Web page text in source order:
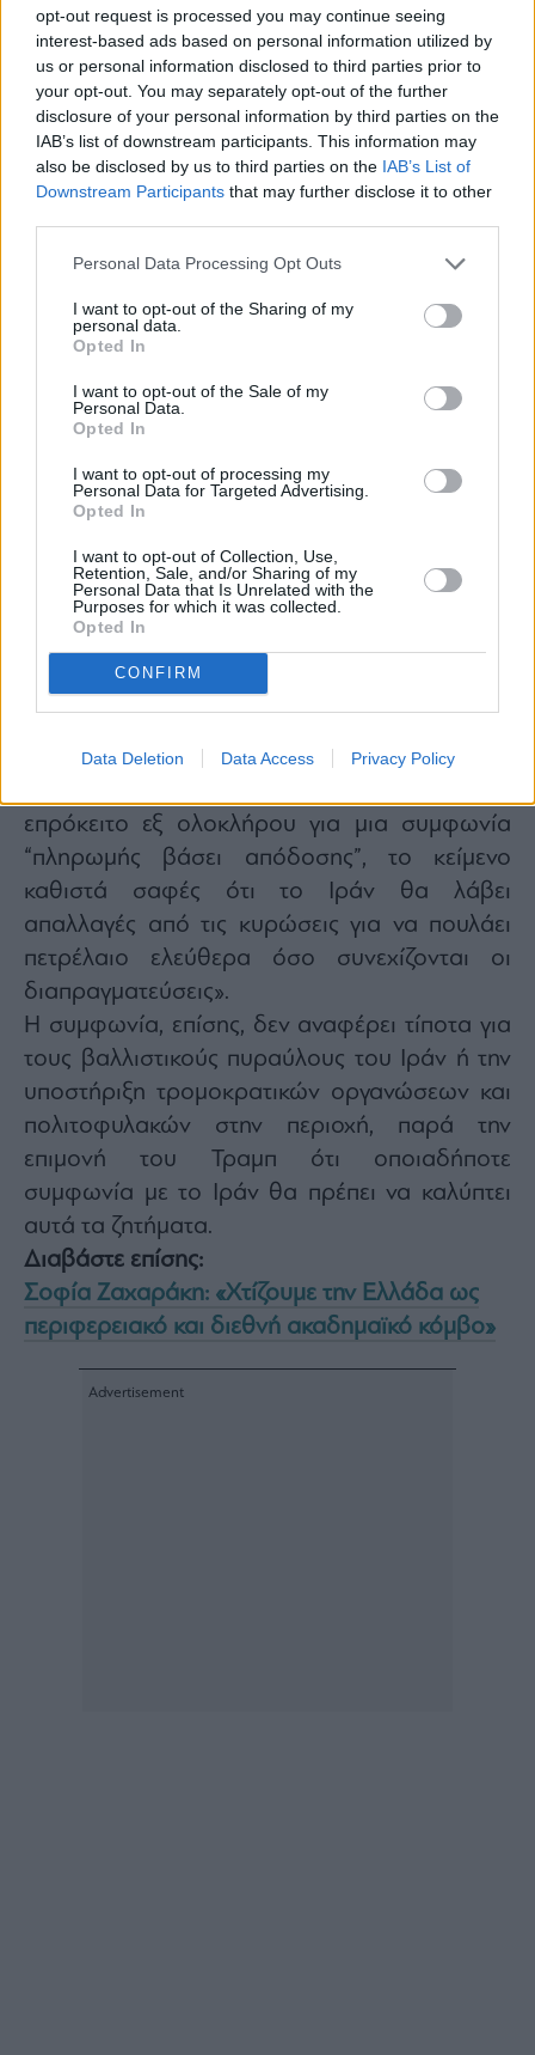
opt-out request is processed you may continue seeing
interest-based ads based on personal information utilized by
us or personal information disclosed to third parties prior to
your opt-out. You may separately opt-out of the further
disclosure of your personal information by third parties on the
IAB’s list of downstream participants. This information may
also be disclosed by us to third parties on the IAB’s List of
Downstream Participants that may further disclose it to other
Personal Data Processing Opt Outs
I want to opt-out of the Sharing of my
personal data.
Opted In
I want to opt-out of the Sale of my
Personal Data.
Opted In
I want to opt-out of processing my
Personal Data for Targeted Advertising.
Opted In
I want to opt-out of Collection, Use,
Retention, Sale, and/or Sharing of my
Personal Data that Is Unrelated with the
Purposes for which it was collected.
Opted In
CONFIRM
Data Deletion Data Access Privacy Policy
Για παράδειγμα «καλεί μόνο το Ιράν να ανοίξει
το στενό χωρίς περιορισμούς για 60 ημέρες,
αφήνοντας ανοιχτό το ενδεχόμενο διοδίων
μετά από αυτό», παράλληλα «απαιτεί επίσης
ένα σχέδιο για τη δημιουργία ενός ταμείου
ανοικοδόμηση του Ιράν» ενώ «παρά τους
επρόκειτο εξ ολοκλήρου για μια συμφωνία
“πληρωμής βάσει απόδοσης”, το κείμενο
καθιστά σαφές ότι το Ιράν θα λάβει
απαλλαγές από τις κυρώσεις για να πουλάει
πετρέλαιο ελεύθερα όσο συνεχίζονται οι
διαπραγματεύσεις».
Η συμφωνία, επίσης, δεν αναφέρει τίποτα για
τους βαλλιστικούς πυραύλους του Ιράν ή την
υποστήριξη τρομοκρατικών οργανώσεων και
πολιτοφυλακών στην περιοχή, παρά την
επιμονή του Τραμπ ότι οποιαδήποτε
συμφωνία με το Ιράν θα πρέπει να καλύπτει
αυτά τα ζητήματα.
Διαβάστε επίσης:
Σοφία Ζαχαράκη: «Χτίζουμε την Ελλάδα ως
περιφερειακό και διεθνή ακαδημαϊκό κόμβο»